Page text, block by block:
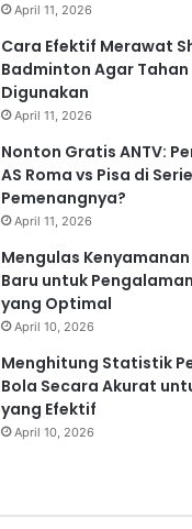
April 11, 2026
Cara Efektif Merawat
Badminton Agar
Digunakan
April 11, 2026
Nonton Gratis ANTV:
AS Roma vs Pisa di
Pemenangnya?
April 11, 2026
Mengulas
Baru untuk
yang Optimal
April 10, 2026
Menghitung Statistik
Bola Secara Akurat
yang Efektif
April 10, 2026